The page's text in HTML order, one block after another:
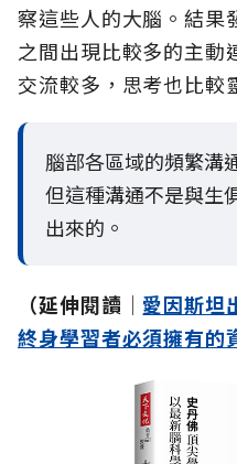
察這些人的大腦。結果
之間出現比較多的主動
交流較多，思考也比較
腦部各區域的頻繁溝
但這種溝通不是與生
出來的。
（延伸閱讀│ 愛因斯坦
終身學習者必須擁有的